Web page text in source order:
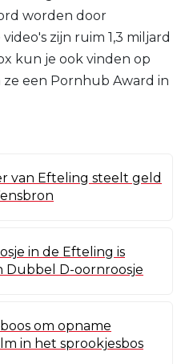
worden door
zijn ruim 1,3 miljard
kun je ook vinden op
een Pornhub Award in
van Efteling steelt geld
in de Efteling is
Dubbel D-oornroosje
om opname
in het sprookjesbos